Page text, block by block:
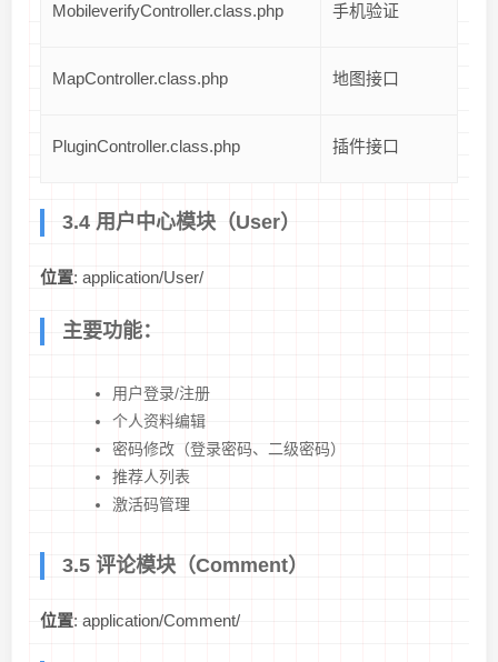
MobileverifyController.class.php 手机验证
MapController.class.php 地图接口
PluginController.class.php 插件接口
3.4 用户中心模块（User）
位置: application/User/
主要功能：
用户登录/注册
个人资料编辑
密码修改（登录密码、二级密码）
推荐人列表
激活码管理
3.5 评论模块（Comment）
位置: application/Comment/